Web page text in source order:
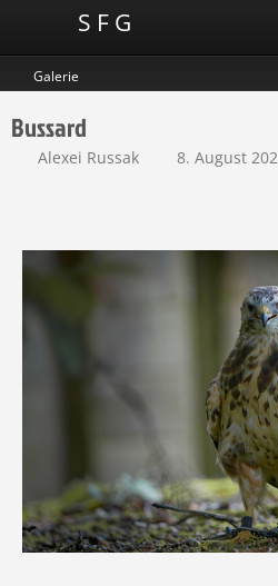
S F G
Galerie
Bussard
Alexei Russak 8. August